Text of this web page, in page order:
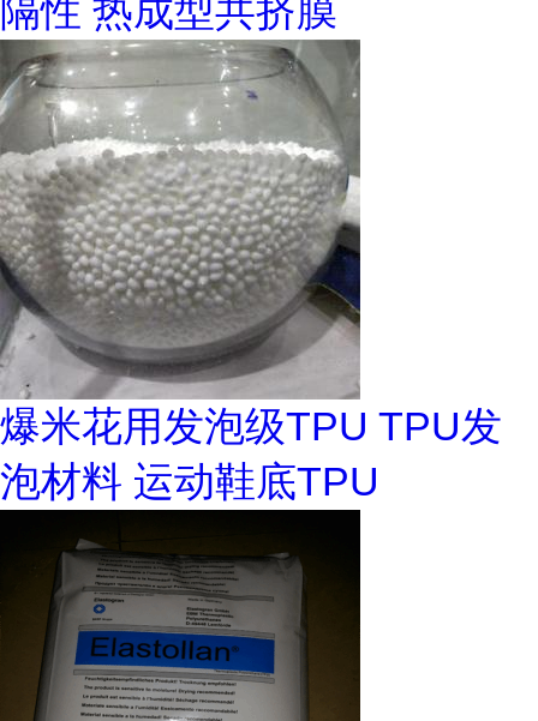
隔性 热成型共挤膜
爆米花用发泡级TPU TPU发
泡材料 运动鞋底TPU